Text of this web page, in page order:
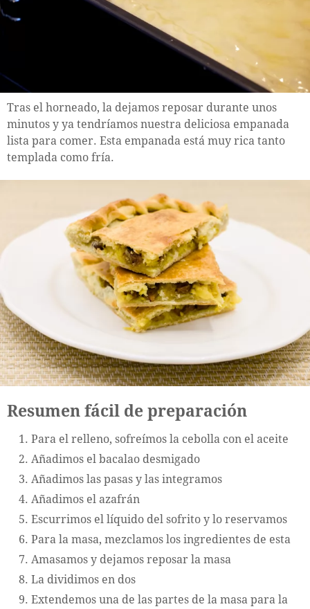
Tras el horneado, la dejamos reposar durante unos
minutos y ya tendríamos nuestra deliciosa empanada
lista para comer. Esta empanada está muy rica tanto
templada como fría.
Resumen fácil de preparación
Para el relleno, sofreímos la cebolla con el aceite
Añadimos el bacalao desmigado
Añadimos las pasas y las integramos
Añadimos el azafrán
Escurrimos el líquido del sofrito y lo reservamos
Para la masa, mezclamos los ingredientes de esta
Amasamos y dejamos reposar la masa
La dividimos en dos
Extendemos una de las partes de la masa para la